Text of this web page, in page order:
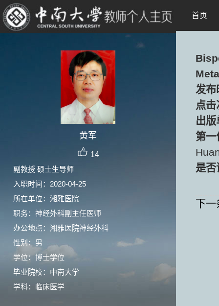
黄军
14
副教授 硕士生导师
入职时间：2020-04-25
所在单位：湘雅医院
职务：神经外科副主任医师
办公地点：湘雅医院神经外科
性别：男
学位：博士学位
毕业院校：中南大学
学科：临床医学
首页
发布
点
出
第一
是否
下一